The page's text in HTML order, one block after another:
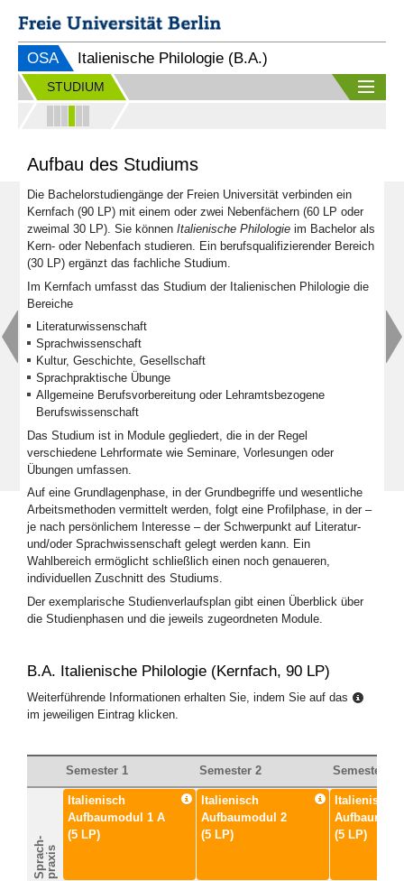
OSA Italienische Philologie (B.A.)
STUDIUM
Aufbau des Studiums
Die Bachelorstudiengänge der Freien Universität verbinden ein
Kernfach (90 LP) mit einem oder zwei Nebenfächern (60 LP oder
zweimal 30 LP). Sie können Italienische Philologie im Bachelor als
Kern- oder Nebenfach studieren. Ein berufsqualifizierender Bereich
(30 LP) ergänzt das fachliche Studium.
Im Kernfach umfasst das Studium der Italienischen Philologie die
Bereiche
Literaturwissenschaft
Sprachwissenschaft
Kultur, Geschichte, Gesellschaft
Sprachpraktische Übunge
Allgemeine Berufsvorbereitung oder Lehramtsbezogene
Berufswissenschaft
Das Studium ist in Module gegliedert, die in der Regel
verschiedene Lehrformate wie Seminare, Vorlesungen oder
Übungen umfassen.
Auf eine Grundlagenphase, in der Grundbegriffe und wesentliche
Arbeitsmethoden vermittelt werden, folgt eine Profilphase, in der –
je nach persönlichem Interesse – der Schwerpunkt auf Literatur-
und/oder Sprachwissenschaft gelegt werden kann. Ein
Wahlbereich ermöglicht schließlich einen noch genaueren,
individuellen Zuschnitt des Studiums.
Der exemplarische Studienverlaufsplan gibt einen Überblick über
die Studienphasen und die jeweils zugeordneten Module.
B.A. Italienische Philologie (Kernfach, 90 LP)
Weiterführende Informationen erhalten Sie, indem Sie auf das
im jeweiligen Eintrag klicken.
Semester 1 Semester 2 Semester 3
Sprach-praxis
Italienisch
Aufbaumodul 1 A
(5 LP)
Italienisch
Aufbaumodul 2
(5 LP)
Italienisch
(5 LP)